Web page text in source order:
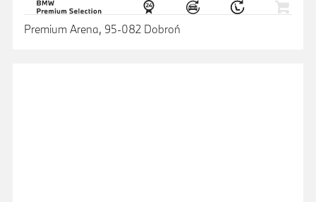
Premium Arena, 95-082 Dobroń